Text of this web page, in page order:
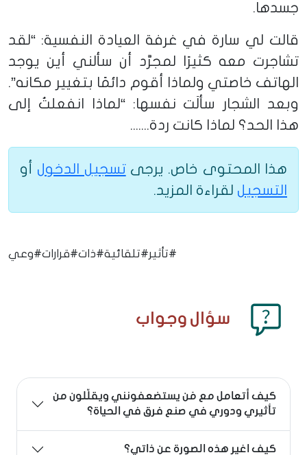
جسدها.
قالت لي سارة في غرفة العيادة النفسية: “لقد
تشاجرت معه كثيرًا لمجرَّد أن سألني أين يوجد
الهاتف خاصتي ولماذا أقوم دائمًا بتغيير مكانه”.
وبعد الشجار سألَت نفسها: “لماذا انفعلتُ إلى
هذا الحد؟ لماذا كانت ردة.......
هذا المحتوى خاص. يرجىتسجيل الدخول أو
التسجيل لقراءة المزيد.
#تأثير#تلقائية#ذات#قرارات#وعي
سؤال وجواب
كيف أتعامل مع مَن يستضعفونني ويقلّلون من
تأثيري ودوري في صنع فرق في الحياة؟
كيف اغير هذه الصورة عن ذاتي؟